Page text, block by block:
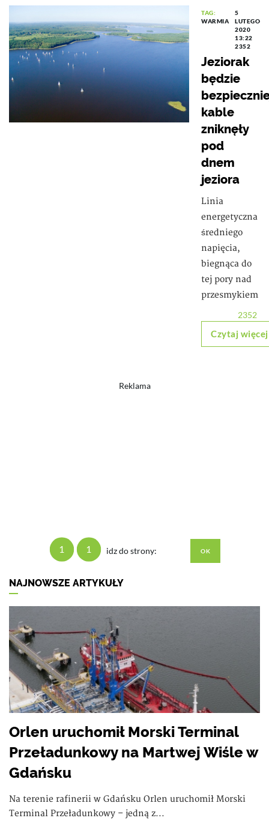
TAG:
WARMIA
5
LUTEGO
2020
13:22
2352
Jeziorak
będzie
kable
zniknęły
pod
dnem
jeziora
Linia
energetyczna
średniego
napięcia,
biegnąca do
tej pory nad
przesmykiem
2352
Czytaj więcej
Reklama
1 1 idz do strony:
NAJNOWSZE ARTYKUŁY
Orlen uruchomił Morski Terminal
Przeładunkowy na Martwej Wiśle w
Gdańsku
Na terenie rafinerii w Gdańsku Orlen uruchomił Morski
Terminal Przeładunkowy – jedną z...